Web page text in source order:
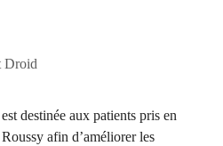
Droid
destinée aux patients pris en
afin d’améliorer les